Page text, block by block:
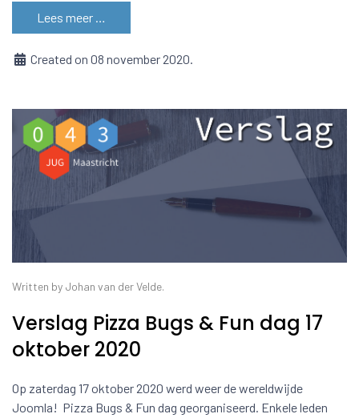
Lees meer …
Created on 08 november 2020.
Written by Johan van der Velde.
Verslag Pizza Bugs & Fun dag 17
oktober 2020
Op zaterdag 17 oktober 2020 werd weer de wereldwijde
Joomla! Pizza Bugs & Fun dag georganiseerd. Enkele leden